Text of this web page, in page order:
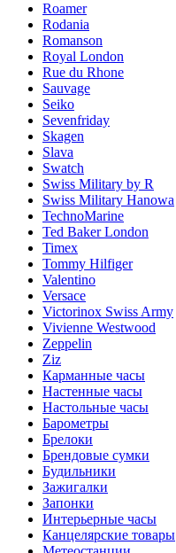
Roamer
Rodania
Romanson
Royal London
Rue du Rhone
Sauvage
Seiko
Sevenfriday
Skagen
Slava
Swatch
Swiss Military by R
Swiss Military Hanowa
TechnoMarine
Ted Baker London
Timex
Tommy Hilfiger
Valentino
Versace
Victorinox Swiss Army
Vivienne Westwood
Zeppelin
Ziz
Карманные часы
Настенные часы
Настольные часы
Барометры
Брелоки
Брендовые сумки
Будильники
Зажигалки
Запонки
Интерьерные часы
Канцелярские товары